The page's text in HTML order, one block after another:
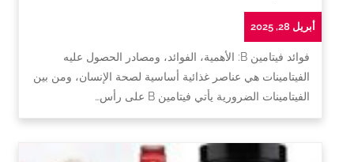
أبريل 28, 2025
فوائد فيتامين B: الأهمية، الفوائد، ومصادر الحصول عليه
الفيتامينات هي عناصر غذائية أساسية لصحة الإنسان، ومن بين
الفيتامينات الضرورية يأتي فيتامين B على رأس…